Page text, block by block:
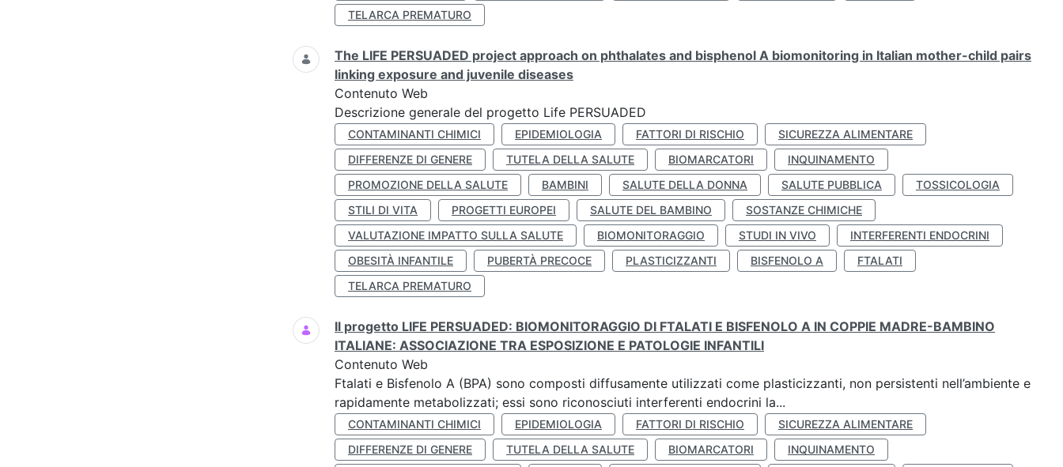
TELARCA PREMATURO
The LIFE PERSUADED project approach on phthalates and bisphenol A biomonitoring in Italian mother-child pairs
linking exposure and juvenile diseases
Contenuto Web
Descrizione generale del progetto Life PERSUADED
CONTAMINANTI CHIMICI EPIDEMIOLOGIA FATTORI DI RISCHIO
SICUREZZA ALIMENTARE
DIFFERENZE DI GENERE
TUTELA DELLA SALUTE BIOMARCATORI
INQUINAMENTO
PROMOZIONE DELLA SALUTE
BAMBINI SALUTE DELLA DONNA SALUTE PUBBLICA
TOSSICOLOGIA
STILI DI VITA
PROGETTI EUROPEI SALUTE DEL BAMBINO
SOSTANZE CHIMICHE
VALUTAZIONE IMPATTO SULLA SALUTE
BIOMONITORAGGIO STUDI IN VIVO
INTERFERENTI ENDOCRINI
OBESITÀ INFANTILE
PUBERTÀ PRECOCE PLASTICIZZANTI BISFENOLO A
FTALATI
TELARCA PREMATURO
Il progetto LIFE PERSUADED: BIOMONITORAGGIO DI FTALATI E BISFENOLO A IN COPPIE MADRE-BAMBINO
ITALIANE: ASSOCIAZIONE TRA ESPOSIZIONE E PATOLOGIE INFANTILI
Contenuto Web
Ftalati e Bisfenolo A (BPA) sono composti diffusamente utilizzati come plasticizzanti, non persistenti nell’ambiente e
rapidamente metabolizzati; essi sono riconosciuti interferenti endocrini la...
CONTAMINANTI CHIMICI EPIDEMIOLOGIA FATTORI DI RISCHIO
SICUREZZA ALIMENTARE
DIFFERENZE DI GENERE
TUTELA DELLA SALUTE BIOMARCATORI
INQUINAMENTO